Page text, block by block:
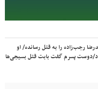
رجب‌زاده را به قتل رسانده/ او
دوست پسرم گفت بابت قتل بسیجی‌ها